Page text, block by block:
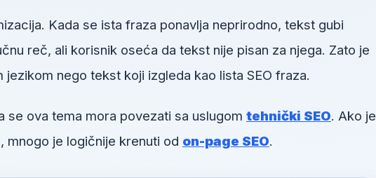
Kada se ista fraza ponavlja neprirodno, tekst gubi
reč, ali korisnik oseća da tekst nije pisan za njega. Zato je
nego tekst koji izgleda kao lista SEO fraza.
ova tema mora povezati sa uslugom tehnički SEO. Ako je
mnogo je logičnije krenuti od on-page SEO.